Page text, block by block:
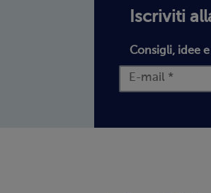
Iscriviti
Consigli, idee